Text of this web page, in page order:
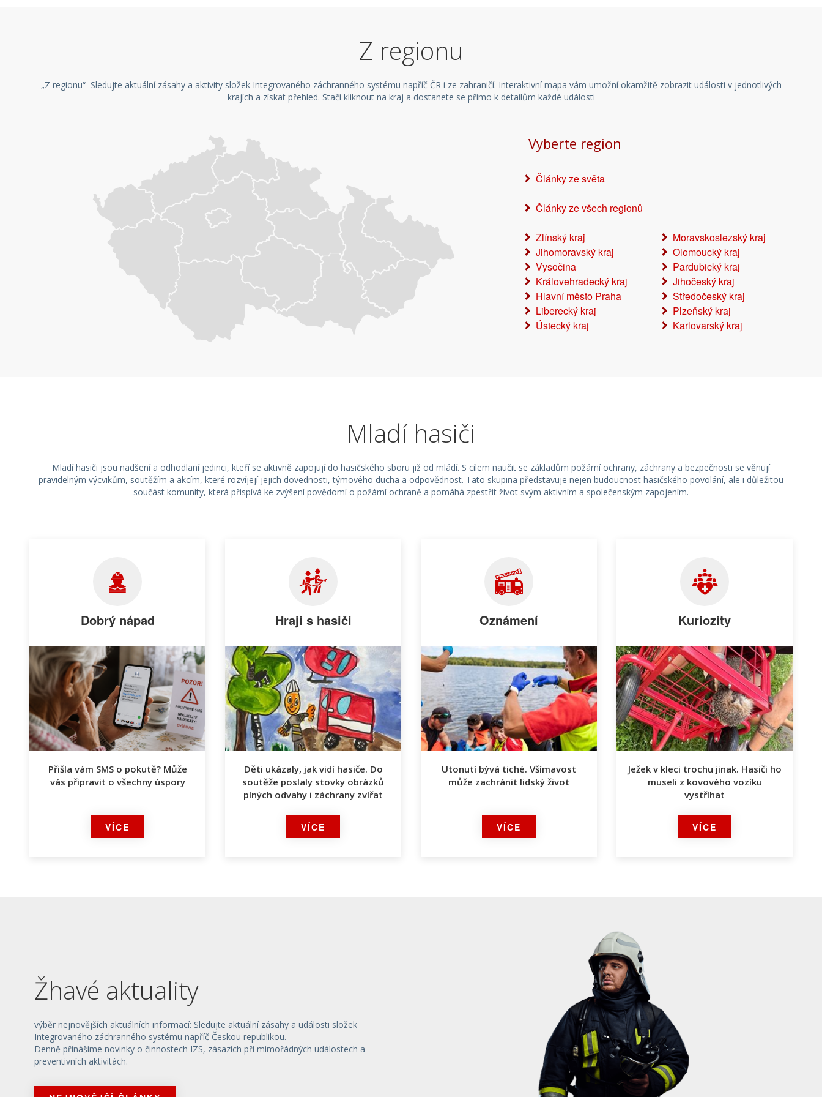
Z regionu
„Z regionu“ Sledujte aktuální zásahy a aktivity složek Integrovaného záchranného systému napříč ČR i ze zahraničí. Interaktivní mapa vám umožní okamžitě zobrazit události v jednotlivých
krajích a získat přehled. Stačí kliknout na kraj a dostanete se přímo k detailům každé události
Vyberte region
Články ze světa
Články ze všech regionů
Zlínský kraj
Moravskoslezský kraj
Jihomoravský kraj
Olomoucký kraj
Vysočina
Pardubický kraj
Královehradecký kraj
Jihočeský kraj
Hlavní město Praha
Středočeský kraj
Liberecký kraj
Plzeňský kraj
Ústecký kraj
Karlovarský kraj
Mladí hasiči
Mladí hasiči jsou nadšení a odhodlaní jedinci, kteří se aktivně zapojují do hasičského sboru již od mládí. S cílem naučit se základům požární ochrany, záchrany a bezpečnosti se věnují
pravidelným výcvikům, soutěžím a akcím, které rozvíjejí jejich dovednosti, týmového ducha a odpovědnost. Tato skupina představuje nejen budoucnost hasičského povolání, ale i důležitou
součást komunity, která přispívá ke zvýšení povědomí o požární ochraně a pomáhá zpestřit život svým aktivním a společenským zapojením.
Dobrý nápad
Přišla vám SMS o pokutě? Může
vás připravit o všechny úspory
VÍCE
ZOBRAZIT TÉMA
vás připravit o všechny úspory
Hraji s hasiči
Děti ukázaly, jak vidí hasiče. Do
soutěže poslaly stovky obrázků
plných odvahy i záchrany zvířat
VÍCE
Oznámení
Utonutí bývá tiché. Všímavost
může zachránit lidský život
VÍCE
Utonutí bývá tiché. Všímavost
může zachránit lidský život
Kuriozity
Ježek v kleci trochu jinak. Hasiči ho
museli z kovového vozíku
vystříhat
VÍCE
Ježek v kleci trochu jinak. Hasiči ho
museli z kovového vozíku
Žhavé aktuality
výběr nejnovějších aktuálních informací: Sledujte aktuální zásahy a události složek
Integrovaného záchranného systému napříč Českou republikou.
Denně přinášíme novinky o činnostech IZS, zásazích při mimořádných událostech a
preventivních aktivitách.